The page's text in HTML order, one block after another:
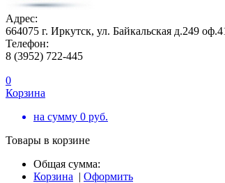
Адрес:
664075 г. Иркутск, ул. Байкальская д.249
Телефон:
8 (3952) 722-445
0
Корзина
на сумму 0 руб.
Товары в корзине
Общая сумма:
Корзина | Оформить